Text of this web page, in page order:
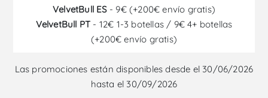
VelvetBull ES- 9€ (+200€ envío gratis)
VelvetBull PT - 12€ 1-3 botellas / 9€ 4+ botellas
(+200€ envío gratis)
Las promociones están disponibles desde el 30/06/2026
hasta el 30/09/2026